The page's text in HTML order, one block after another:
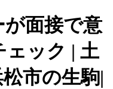
面接で意
ック | 土
市の生駒|